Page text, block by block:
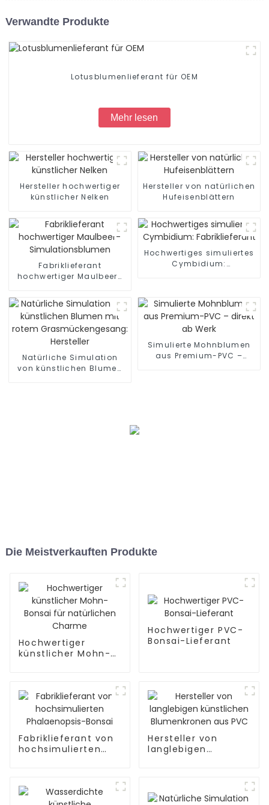
Verwandte Produkte
Lotusblumenlieferant für OEM
Mehr lesen
Hersteller hochwertiger
künstlicher Nelken
Hersteller von natürlichen
Hufeisenblättern
Fabriklieferant
hochwertiger Maulbeer-
Hochwertiges simuliertes
Cymbidium:
Natürliche Simulation
von künstlichen Blumen
Simulierte Mohnblumen
aus Premium-PVC –
Die Meistverkauften Produkte
Hochwertiger
künstlicher Mohn-
Hochwertiger PVC-
Bonsai-Lieferant
Fabriklieferant von
hochsimulierten
Hersteller von
langlebigen